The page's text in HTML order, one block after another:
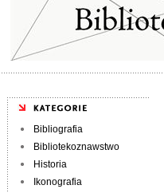
Bibliografia
Bibliotekoznawstwo
Historia
Ikonografia